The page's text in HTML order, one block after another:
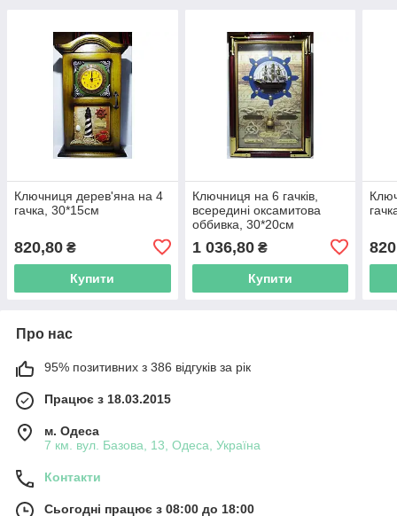
Ключниця дерев'яна на 4
гачка, 30*15см
820,80 ₴
Купити
Ключниця на 6 гачків,
всередині оксамитова
оббивка, 30*20см
1 036,80₴
Купити
Про нас
95% позитивних з 386 відгуків за рік
Працює з 18.03.2015
м. Одеса
7 км. вул. Базова, 13, Одеса, Україна
Контакти
Сьогодні працює з 08:00 до 18:00